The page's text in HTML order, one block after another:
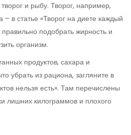
и рыбу. Творог, например,
– в статье «Творог на диете каждый
правильно подобрать жирность и
организм.
продуктов, сахара и
убрать из рациона, загляните в
нельзя есть». Там перечислены
лишних килограммов и плохого